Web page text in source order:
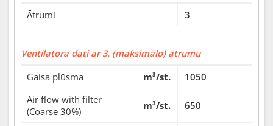
Ātrumi
3
Ventilatora dati ar 3. (maksimālo) ātrumu
Gaisa plūsma
m³/st.
1050
Air flow with filter
(Coarse 30%)
m³/st. 650